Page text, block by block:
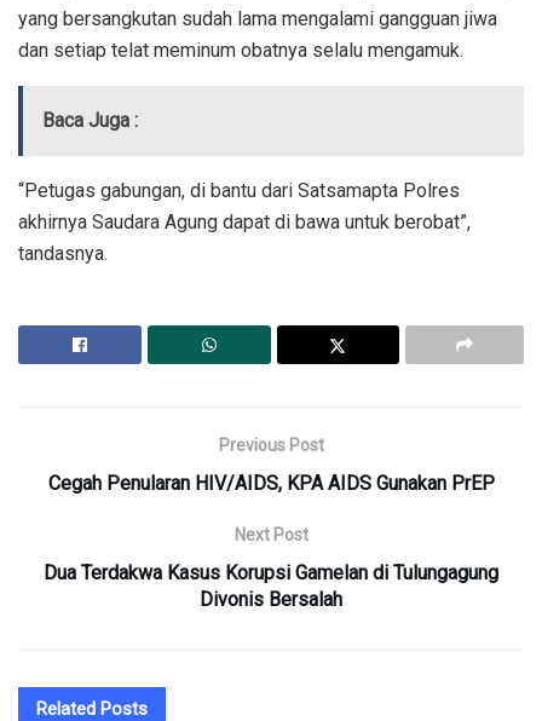
yang bersangkutan sudah lama mengalami gangguan jiwa
dan setiap telat meminum obatnya selalu mengamuk.
Baca Juga :
“Petugas gabungan, di bantu dari Satsamapta Polres
akhirnya Saudara Agung dapat di bawa untuk berobat”,
tandasnya.
Previous Post
Cegah Penularan HIV/AIDS, KPA AIDS Gunakan PrEP
Next Post
Dua Terdakwa Kasus Korupsi Gamelan di Tulungagung
Divonis Bersalah
Related Posts